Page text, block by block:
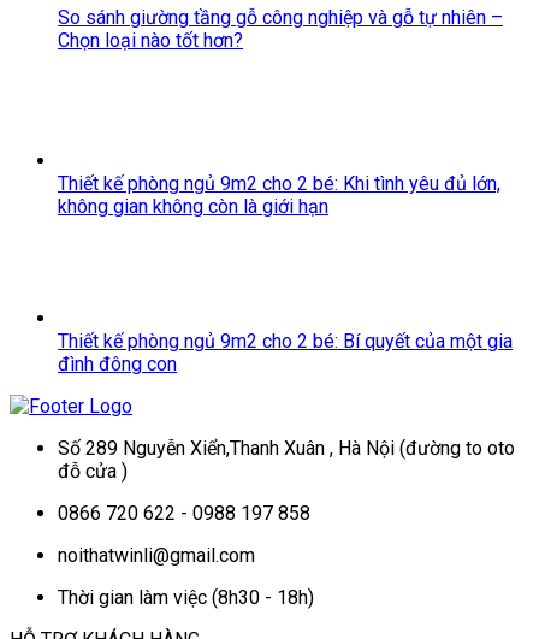
So sánh giường tầng gỗ công nghiệp và gỗ tự nhiên –
Chọn loại nào tốt hơn?
Thiết kế phòng ngủ 9m2 cho 2 bé: Khi tình yêu đủ lớn,
không gian không còn là giới hạn
Thiết kế phòng ngủ 9m2 cho 2 bé: Bí quyết của một gia
đình đông con
Số 289 Nguyễn Xiển,Thanh Xuân , Hà Nội (đường to oto
đỗ cửa )
0866 720 622 - 0988 197 858
noithatwinli@gmail.com
Thời gian làm việc (8h30 - 18h)